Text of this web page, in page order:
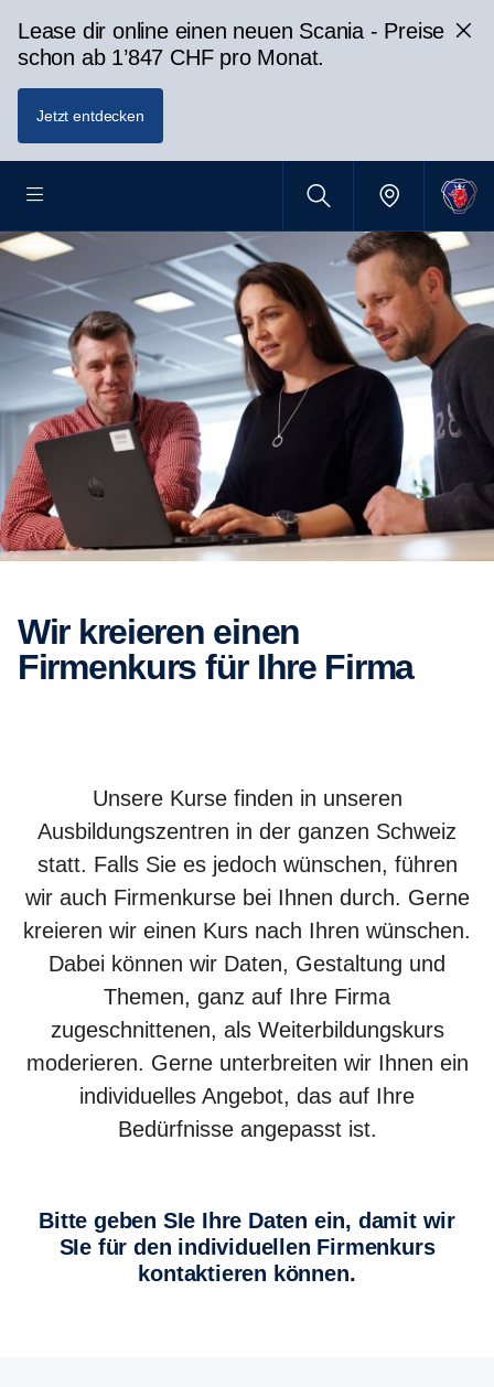
Lease dir online einen neuen Scania - Preise
schon ab 1’847 CHF pro Monat.
Jetzt entdecken
Wir kreieren einen
Firmenkurs für Ihre Firma
Unsere Kurse finden in unseren
Ausbildungszentren in der ganzen Schweiz
statt. Falls Sie es jedoch wünschen, führen
wir auch Firmenkurse bei Ihnen durch. Gerne
kreieren wir einen Kurs nach Ihren wünschen.
Dabei können wir Daten, Gestaltung und
Themen, ganz auf Ihre Firma
zugeschnittenen, als Weiterbildungskurs
moderieren. Gerne unterbreiten wir Ihnen ein
individuelles Angebot, das auf Ihre
Bedürfnisse angepasst ist.
Bitte geben SIe Ihre Daten ein, damit wir
SIe für den individuellen Firmenkurs
kontaktieren können.